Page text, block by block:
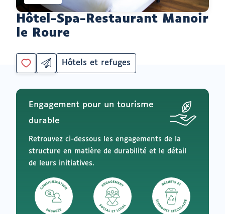
Hôtel-Spa-Restaurant Manoir
le Roure
Vous
être
pour
ajouter
mes
envies
Partager
par
ouvrir
un
de
Catégorie
Hôtels et refuges
Engagement pour un tourisme
durable
Retrouvez ci-dessous les engagements de la
structure en matière de durabilité et le détail
de leurs initiatives.